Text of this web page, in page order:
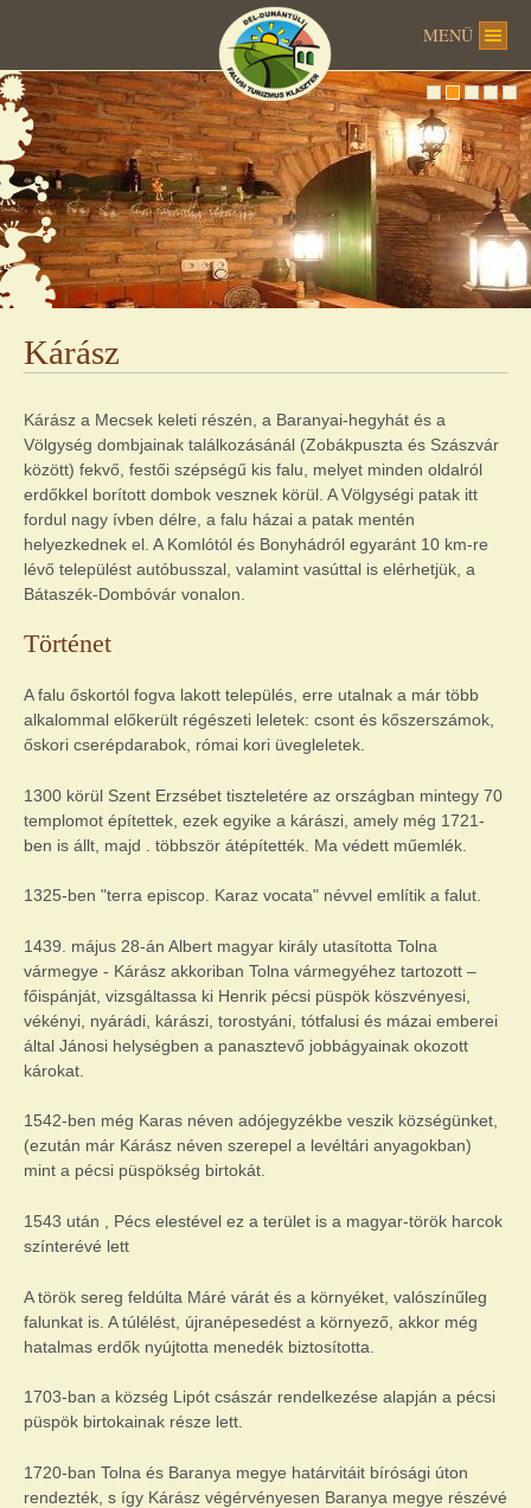
MENÜ
Kárász
Kárász a Mecsek keleti részén, a Baranyai-hegyhát és a
Völgység dombjainak találkozásánál (Zobákpuszta és Szászvár
között) fekvő, festői szépségű kis falu, melyet minden oldalról
erdőkkel borított dombok vesznek körül. A Völgységi patak itt
fordul nagy ívben délre, a falu házai a patak mentén
helyezkednek el. A Komlótól és Bonyhádról egyaránt 10 km-re
lévő települést autóbusszal, valamint vasúttal is elérhetjük, a
Bátaszék-Dombóvár vonalon.
Történet
A falu őskortól fogva lakott település, erre utalnak a már több
alkalommal előkerült régészeti leletek: csont és kőszerszámok,
őskori cserépdarabok, római kori üvegleletek.
1300 körül Szent Erzsébet tiszteletére az országban mintegy 70
templomot építettek, ezek egyike a kárászi, amely még 1721-
ben is állt, majd . többször átépítették. Ma védett műemlék.
1325-ben "terra episcop. Karaz vocata" névvel említik a falut.
1439. május 28-án Albert magyar király utasította Tolna
vármegye - Kárász akkoriban Tolna vármegyéhez tartozott –
főispánját, vizsgáltassa ki Henrik pécsi püspök köszvényesi,
vékényi, nyárádi, kárászi, torostyáni, tótfalusi és mázai emberei
által Jánosi helységben a panasztevő jobbágyainak okozott
károkat.
1542-ben még Karas néven adójegyzékbe veszik községünket,
(ezután már Kárász néven szerepel a levéltári anyagokban)
mint a pécsi püspökség birtokát.
1543 után , Pécs elestével ez a terület is a magyar-török harcok
színterévé lett
A török sereg feldúlta Máré várát és a környéket, valószínűleg
falunkat is. A túlélést, újranépesedést a környező, akkor még
hatalmas erdők nyújtotta menedék biztosította.
1703-ban a község Lipót császár rendelkezése alapján a pécsi
püspök birtokainak része lett.
1720-ban Tolna és Baranya megye határvitáit bírósági úton
rendezték, s így Kárász végérvényesen Baranya megye részévé